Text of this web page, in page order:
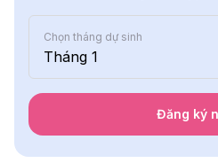
Chọn tháng dự sinh
Tháng 1
Đăng ký